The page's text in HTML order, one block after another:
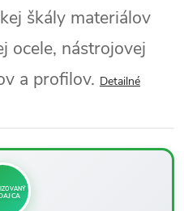
škály materiálov
ocele, nástrojovej
a profilov. Detailné